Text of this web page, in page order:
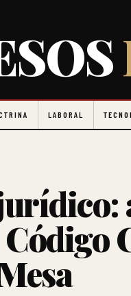
LABORAL